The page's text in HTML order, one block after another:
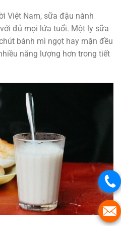
Việt Nam, sữa đậu nành
đủ mọi lứa tuổi. Một ly sữa
bánh mì ngọt hay mặn đều
năng lượng hơn trong tiết